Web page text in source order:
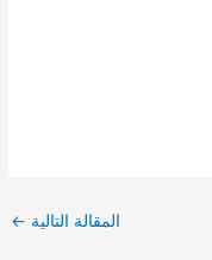
المقالة التالية ←